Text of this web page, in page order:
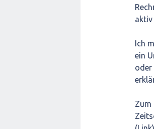
aktiv
Ich
ein
oder
Zum